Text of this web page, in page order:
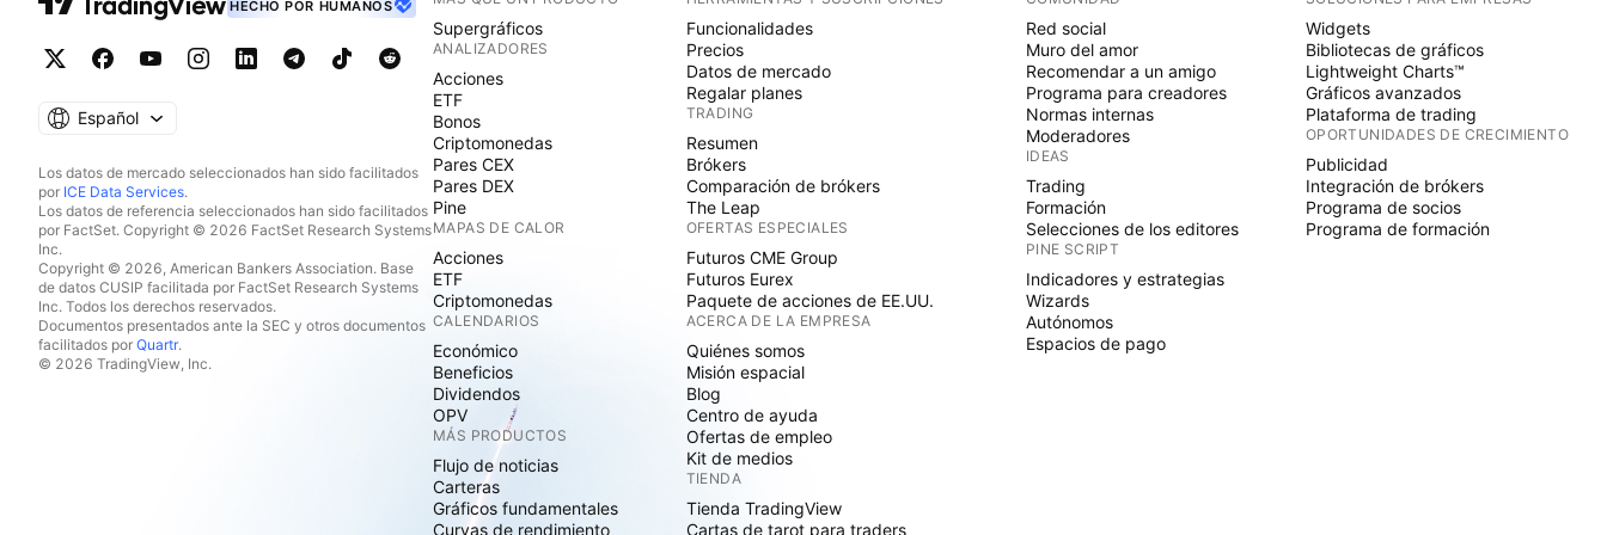
HECHO POR HUMANOS
Español
Los datos de mercado seleccionados han sido facilitados
por ICE Data Services.
Los datos de referencia seleccionados han sido facilitados
por FactSet. Copyright © 2026 FactSet Research Systems
Inc.
Copyright © 2026, American Bankers Association. Base
de datos CUSIP facilitada por FactSet Research Systems
Inc. Todos los derechos reservados.
Documentos presentados ante la SEC y otros documentos
facilitados por Quartr.
© 2026 TradingView, Inc.
Supergráficos
ANALIZADORES
Acciones
ETF
Bonos
Criptomonedas
Pares CEX
Pares DEX
Pine
MAPAS DE CALOR
Acciones
ETF
Criptomonedas
CALENDARIOS
Económico
Beneficios
Dividendos
OPV
MÁS PRODUCTOS
Flujo de noticias
Carteras
Gráficos fundamentales
Curvas de rendimiento
Funcionalidades
Precios
Datos de mercado
Regalar planes
TRADING
Resumen
Brókers
Comparación de brókers
The Leap
OFERTAS ESPECIALES
Futuros CME Group
Futuros Eurex
Paquete de acciones de EE.UU.
ACERCA DE LA EMPRESA
Quiénes somos
Misión espacial
Blog
Centro de ayuda
Ofertas de empleo
Kit de medios
TIENDA
Tienda TradingView
Cartas de tarot para traders
Red social
Muro del amor
Recomendar a un amigo
Programa para creadores
Normas internas
Moderadores
IDEAS
Trading
Formación
Selecciones de los editores
PINE SCRIPT
Indicadores y estrategias
Wizards
Autónomos
Espacios de pago
Widgets
Bibliotecas de gráficos
Lightweight Charts™
Gráficos avanzados
Plataforma de trading
OPORTUNIDADES DE CRECIMIENTO
Publicidad
Integración de brókers
Programa de socios
Programa de formación